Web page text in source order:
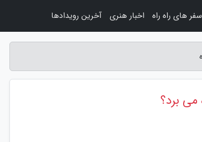
سفر های راه راه اخبار هنری آخرین رویدادها